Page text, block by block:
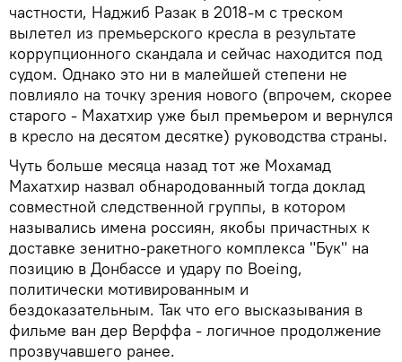
частности, Наджиб Разак в 2018-м с треском
вылетел из премьерского кресла в результате
коррупционного скандала и сейчас находится под
судом. Однако это ни в малейшей степени не
повлияло на точку зрения нового (впрочем, скорее
старого - Махатхир уже был премьером и вернулся
в кресло на десятом десятке) руководства страны.
Чуть больше месяца назад тот же Мохамад
Махатхир назвал обнародованный тогда доклад
совместной следственной группы, в котором
назывались имена россиян, якобы причастных к
доставке зенитно-ракетного комплекса "Бук" на
позицию в Донбассе и удару по Boeing,
политически мотивированным и
бездоказательным. Так что его высказывания в
фильме ван дер Верффа - логичное продолжение
прозвучавшего ранее.